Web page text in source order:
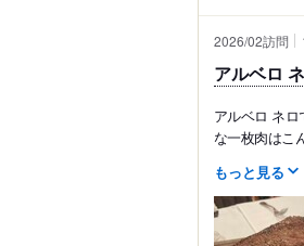
2026/02訪問
アルベロ
アルベロ ネ
な一枚肉はこ
もっと見る